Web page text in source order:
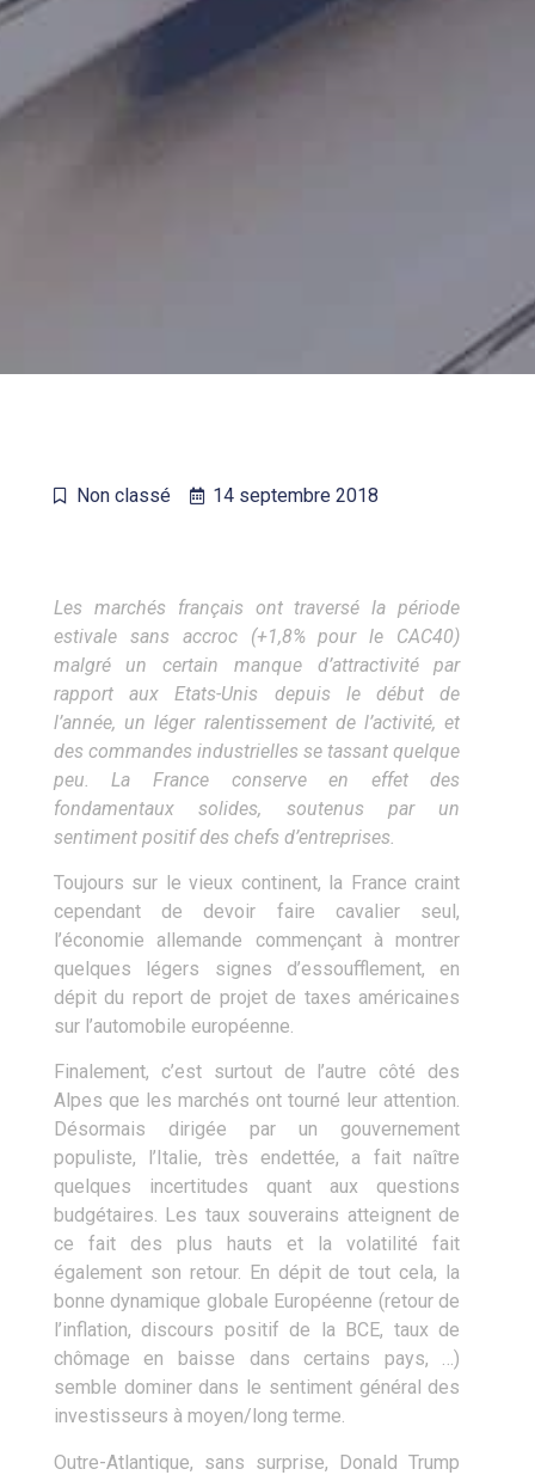
Non classé 14 septembre 2018
Les marchés français ont traversé la période
estivale sans accroc (+1,8% pour le CAC40)
malgré un certain manque d’attractivité par
rapport aux Etats-Unis depuis le début de
l’année, un léger ralentissement de l’activité, et
des commandes industrielles se tassant quelque
peu. La France conserve en effet des
fondamentaux solides, soutenus par un
sentiment positif des chefs d’entreprises.
Toujours sur le vieux continent, la France craint
cependant de devoir faire cavalier seul,
l’économie allemande commençant à montrer
quelques légers signes d’essoufflement, en
dépit du report de projet de taxes américaines
sur l’automobile européenne.
Finalement, c’est surtout de l’autre côté des
Alpes que les marchés ont tourné leur attention.
Désormais dirigée par un gouvernement
populiste, l’Italie, très endettée, a fait naître
quelques incertitudes quant aux questions
budgétaires. Les taux souverains atteignent de
ce fait des plus hauts et la volatilité fait
également son retour. En dépit de tout cela, la
bonne dynamique globale Européenne (retour de
l’inflation, discours positif de la BCE, taux de
chômage en baisse dans certains pays, …)
semble dominer dans le sentiment général des
investisseurs à moyen/long terme.
Outre-Atlantique, sans surprise, Donald Trump